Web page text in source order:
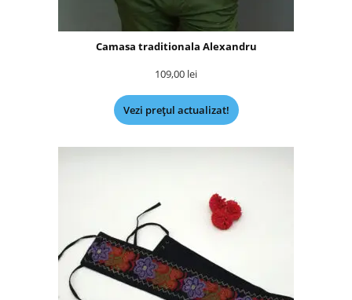
Camasa traditionala Alexandru
109,00 lei
Vezi prețul actualizat!